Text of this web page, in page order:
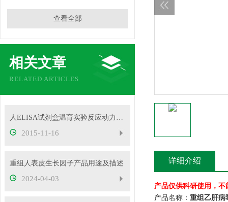
查看全部
相关文章
RELATED ARTICLES
人ELISA试剂盒温育实验反应动力学研究
2015-11-16
重组人表皮生长因子产品用途及描述
2024-04-03
详细介绍
产品仅供科研使用，
产品名称： 重组乙肝病